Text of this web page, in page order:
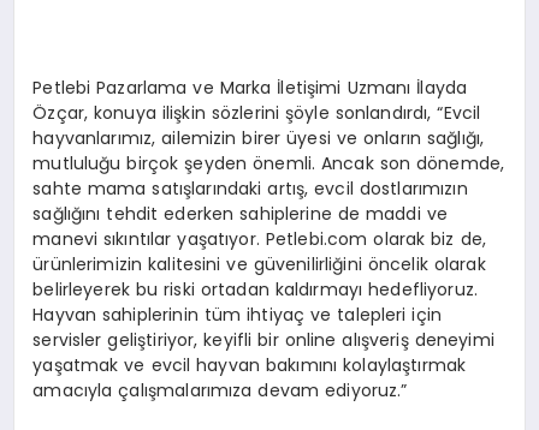
Petlebi Pazarlama ve Marka İletişimi Uzmanı İlayda
Özçar, konuya ilişkin sözlerini şöyle sonlandırdı, “Evcil
hayvanlarımız, ailemizin birer üyesi ve onların sağlığı,
mutluluğu birçok şeyden önemli. Ancak son dönemde,
sahte mama satışlarındaki artış, evcil dostlarımızın
sağlığını tehdit ederken sahiplerine de maddi ve
manevi sıkıntılar yaşatıyor. Petlebi.com olarak biz de,
ürünlerimizin kalitesini ve güvenilirliğini öncelik olarak
belirleyerek bu riski ortadan kaldırmayı hedefliyoruz.
Hayvan sahiplerinin tüm ihtiyaç ve talepleri için
servisler geliştiriyor, keyifli bir online alışveriş deneyimi
yaşatmak ve evcil hayvan bakımını kolaylaştırmak
amacıyla çalışmalarımıza devam ediyoruz.”